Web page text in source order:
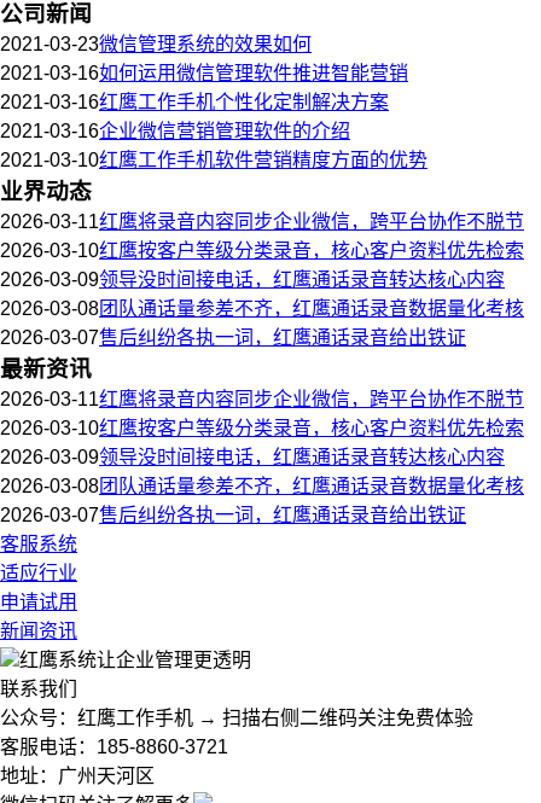
公司新闻
2021-03-23微信管理系统的效果如何
2021-03-16如何运用微信管理软件推进智能营销
2021-03-16红鹰工作手机个性化定制解决方案
2021-03-16企业微信营销管理软件的介绍
2021-03-10红鹰工作手机软件营销精度方面的优势
业界动态
2026-03-11红鹰将录音内容同步企业微信，跨平台协作不脱节
2026-03-10红鹰按客户等级分类录音，核心客户资料优先检索
2026-03-09领导没时间接电话，红鹰通话录音转达核心内容
2026-03-08团队通话量参差不齐，红鹰通话录音数据量化考核
2026-03-07售后纠纷各执一词，红鹰通话录音给出铁证
最新资讯
2026-03-11红鹰将录音内容同步企业微信，跨平台协作不脱节
2026-03-10红鹰按客户等级分类录音，核心客户资料优先检索
2026-03-09领导没时间接电话，红鹰通话录音转达核心内容
2026-03-08团队通话量参差不齐，红鹰通话录音数据量化考核
2026-03-07售后纠纷各执一词，红鹰通话录音给出铁证
客服系统
适应行业
申请试用
新闻资讯
红鹰系统让企业管理更透明
联系我们
公众号：红鹰工作手机 → 扫描右侧二维码关注免费体验
客服电话：185-8860-3721
地址：广州天河区